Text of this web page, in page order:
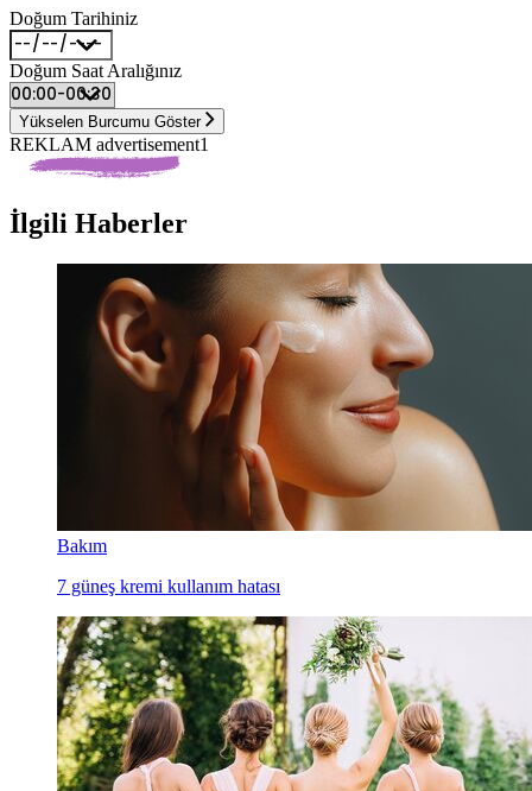
Doğum Tarihiniz
Doğum Saat Aralığınız
Yükselen Burcumu Göster
REKLAM advertisement1
İlgili Haberler
Bakım
7 güneş kremi kullanım hatası